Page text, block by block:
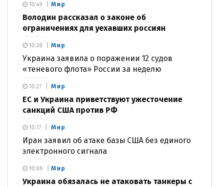
Мир
Володин рассказал о законе об
ограничениях для уехавших россиян
10:49
Мир
Украина заявила о поражении 12 судов
«теневого флота» России за неделю
10:38
Мир
ЕС и Украина приветствуют ужесточение
санкций США против РФ
10:27
Мир
Иран заявил об атаке базы США без единого
электронного сигнала
10:17
Мир
Украина обязалась не атаковать танкеры с
10:06